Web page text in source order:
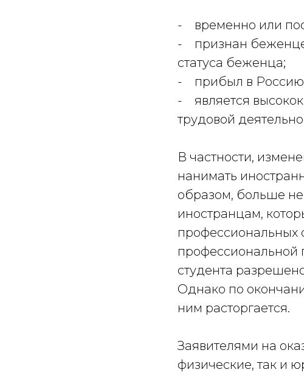
- временно или
- признан
статуса беженца;
- прибыл в Россию
- является
трудовой
В частности,
нанимать
образом, больше
иностранцам,
профессиональных
профессиональной
студента
Однако по
ним расторгается.
Заявителями на
физические, так и